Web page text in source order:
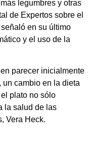
legumbres y otras
de Expertos sobre el
en su último
y el uso de la
parecer inicialmente
un cambio en la dieta
plato no sólo
la salud de las
Vera Heck.